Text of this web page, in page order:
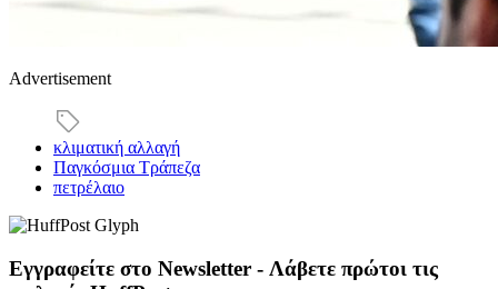
Advertisement
κλιματική αλλαγή
Παγκόσμια Τράπεζα
πετρέλαιο
Εγγραφείτε στο Newsletter - Λάβετε πρώτοι τις